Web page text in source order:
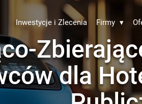
Inwestycje i Zlecenia Firmy ▾
dla